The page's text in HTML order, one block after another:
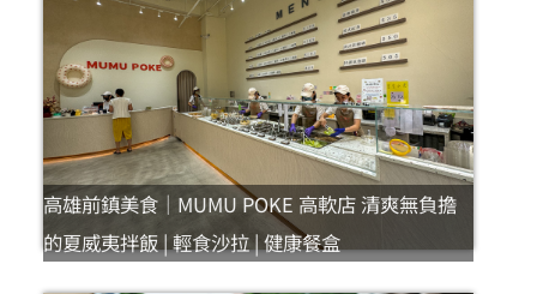
高雄前鎮美食｜MUMU POKE 高軟店 清爽無負擔
的夏威夷拌飯 | 輕食沙拉 | 健康餐盒